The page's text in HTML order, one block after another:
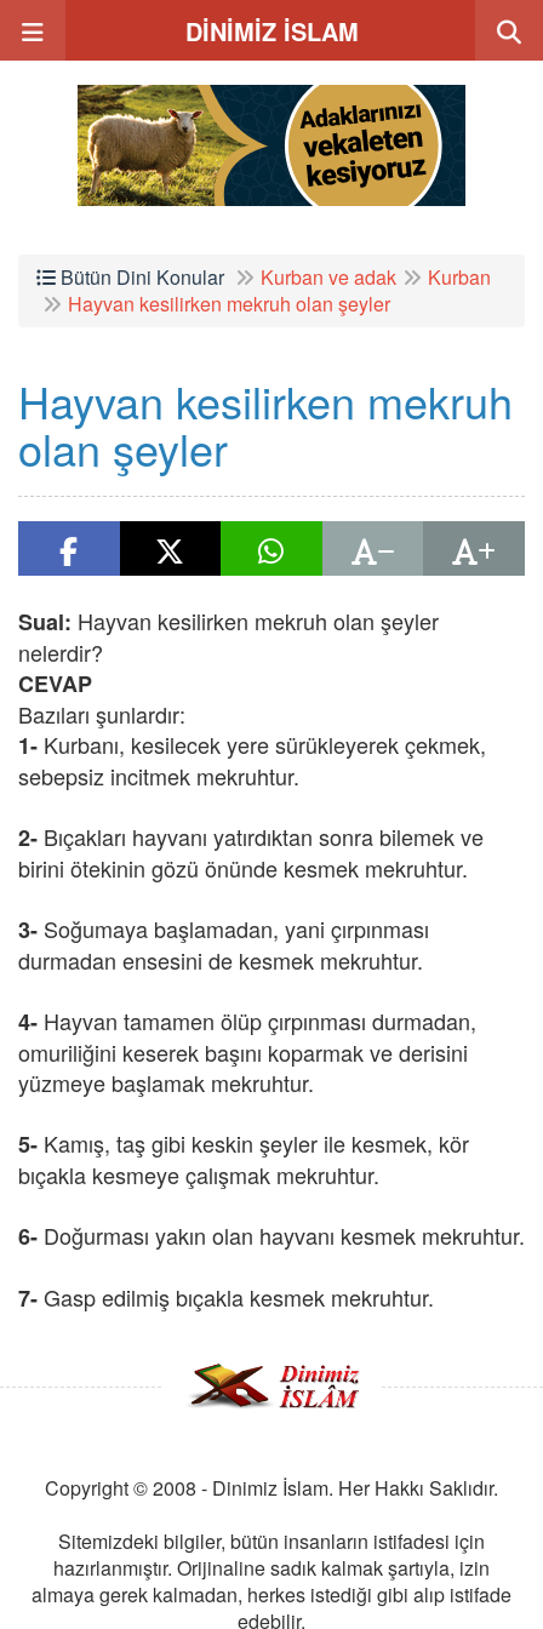
DİNİMİZ İSLAM
Bütün Dini Konular Kurban ve adak
Kurban
Hayvan kesilirken mekruh olan şeyler
Hayvan kesilirken mekruh
olan şeyler
Sual: Hayvan kesilirken mekruh olan şeyler
nelerdir?
CEVAP
Bazıları şunlardır:
1- Kurbanı, kesilecek yere sürükleyerek çekmek,
sebepsiz incitmek mekruhtur.
2- Bıçakları hayvanı yatırdıktan sonra bilemek ve
birini ötekinin gözü önünde kesmek mekruhtur.
3- Soğumaya başlamadan, yani çırpınması
durmadan ensesini de kesmek mekruhtur.
4- Hayvan tamamen ölüp çırpınması durmadan,
omuriliğini keserek başını koparmak ve derisini
yüzmeye başlamak mekruhtur.
5- Kamış, taş gibi keskin şeyler ile kesmek, kör
bıçakla kesmeye çalışmak mekruhtur.
6- Doğurması yakın olan hayvanı kesmek mekruhtur.
7-Gasp edilmiş bıçakla kesmek mekruhtur.
Copyright © 2008 - Dinimiz İslam. Her Hakkı Saklıdır.
Sitemizdeki bilgiler, bütün insanların istifadesi için
hazırlanmıştır. Orijinaline sadık kalmak şartıyla, izin
almaya gerek kalmadan, herkes istediği gibi alıp istifade
edebilir.